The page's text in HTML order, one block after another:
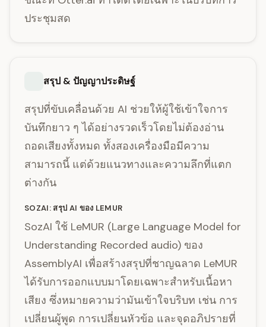
ประชุมสด
สรุป & ปัญญาประดิษฐ์
สรุปที่ขับเคลื่อนด้วย AI ช่วยให้ผู้ใช้เข้าใจการ
บันทึกยาว ๆ ได้อย่างรวดเร็วโดยไม่ต้องอ่าน
ถอดเสียงทั้งหมด ทั้งสองเครื่องมือมีความ
สามารถนี้ แต่ด้วยแนวทางและความลึกที่แตก
ต่างกัน
SOZAI: สรุป AI ของ LEMUR
SozAI ใช้ LeMUR (Large Language Model for
Understanding Recorded audio) ของ
AssemblyAI เพื่อสร้างสรุปที่ชาญฉลาด LeMUR
ได้รับการออกแบบมาโดยเฉพาะสำหรับเนื้อหา
เสียง ซึ่งหมายความว่ามันเข้าใจบริบท เช่น การ
เปลี่ยนผู้พูด การเปลี่ยนหัวข้อ และจุดอภิปรายที่